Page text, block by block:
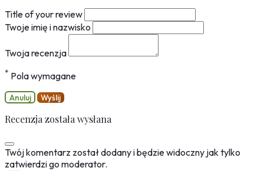
Title of your review
Twoje imię i nazwisko
Twoja recenzja
* Pola wymagane
Anuluj Wyślij
Recenzja została wysłana
Twój komentarz został dodany i będzie widoczny jak tylko
zatwierdzi go moderator.